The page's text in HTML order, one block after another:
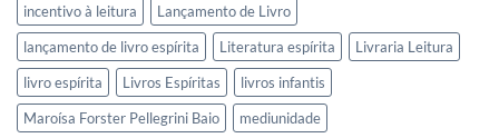
incentivo à leitura
Lançamento de Livro
lançamento de livro espírita
Literatura espírita
Livraria Leitura
livro espírita
Livros Espíritas
livros infantis
Maroísa Forster Pellegrini Baio
mediunidade